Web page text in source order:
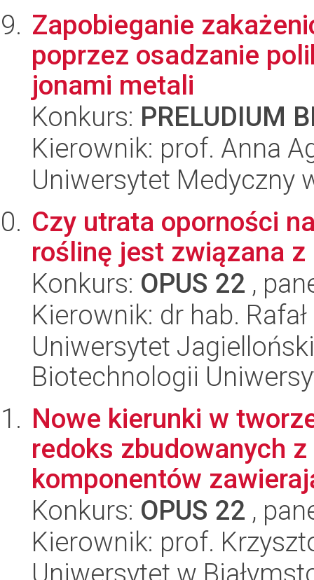
Zapobieganie
poprzez osadzanie
jonami metali
Konkurs: PRELUDIUM
Kierownik: prof. Anna
Uniwersytet Medyczny
Czy utrata oporności
roślinę jest związana
Konkurs: OPUS 22 ,
Kierownik: dr hab.
Uniwersytet
Biotechnologii
Nowe kierunki w
redoks zbudowanych
komponentów
Konkurs: OPUS 22 ,
Kierownik: prof.
Uniwersytet w